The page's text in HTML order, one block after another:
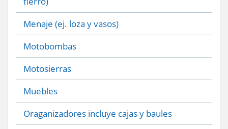
Menaje (ej. loza y vasos)
Motobombas
Motosierras
Muebles
Oraganizadores incluye cajas y baules